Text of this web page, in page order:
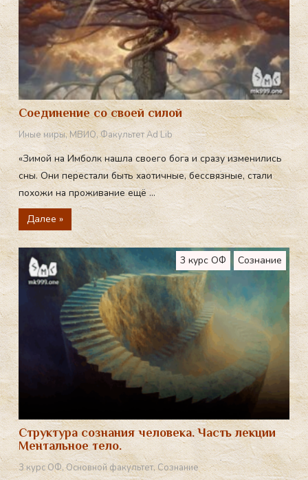
Соединение со своей силой
Иные миры,МВИО,Факультет Ad Lib
«Зимой на Имболк нашла своего бога и сразу изменились
сны. Они перестали быть хаотичные, бессвязные, стали
похожи на проживание ещё ...
Далее »
3 курс ОФ Сознание
Структура сознания человека. Часть лекции
Ментальное тело.
3 курс ОФ,Основной факультет,Сознание